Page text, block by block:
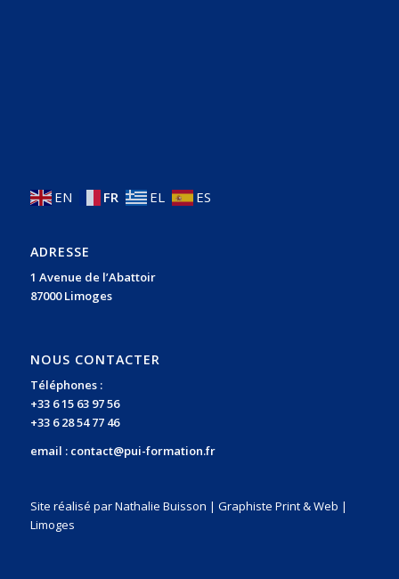
EN FR EL ES
ADRESSE
1 Avenue de l’Abattoir
87000 Limoges
NOUS CONTACTER
Téléphones :
+33 6 15 63 97 56
+33 6 28 54 77 46
email : contact@pui-formation.fr
Site réalisé par Nathalie Buisson | Graphiste Print & Web |
Limoges